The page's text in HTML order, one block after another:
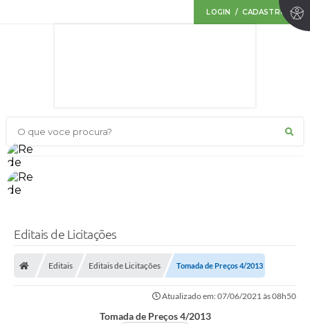
LOGIN / CADASTRO
O que voce procura?
Editais de Licitações
Editais Editais de Licitações Tomada de Preços 4/2013
Atualizado em: 07/06/2021 às 08h50
Tomada de Preços 4/2013